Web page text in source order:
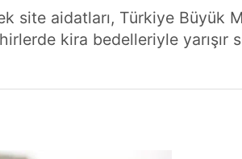
site aidatları, Türkiye Büyük
kira bedelleriyle yarışır